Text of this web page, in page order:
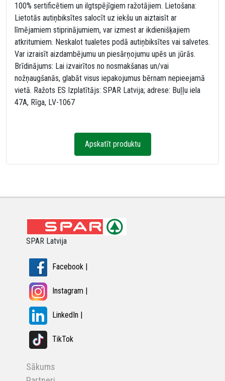
100% sertificētiem un ilgtspējīgiem ražotājiem. Lietošana:
Lietotās autiņbiksītes salocīt uz iekšu un aiztaisīt ar
līmējamiem stiprinājumiem, var izmest ar ikdienišķajiem
atkritumiem. Neskalot tualetes podā autiņbiksītes vai salvetes.
Var izraisīt aizdambējumu un piesārņojumu upēs un jūrās.
Brīdinājums: Lai izvairītos no nosmakšanas un/vai
nožņaugšanās, glabāt visus iepakojumus bērnam nepieejamā
vietā. Ražots ES Izplatītājs: SPAR Latvija; adrese: Buļļu iela
47A, Rīga, LV-1067
Apskatīt produktu
SPAR Latvija
Facebook |
Instagram |
LinkedIn |
TikTok
Sākums